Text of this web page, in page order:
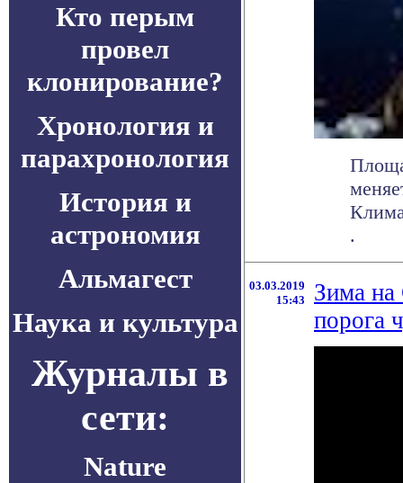
Кто перым
провел
клонирование?
Хронология и
парахронология
История и
астрономия
Альмагест
Наука и культура
Журналы в
сети:
Nature
.
03.03.2019
15:43
Зима
порога